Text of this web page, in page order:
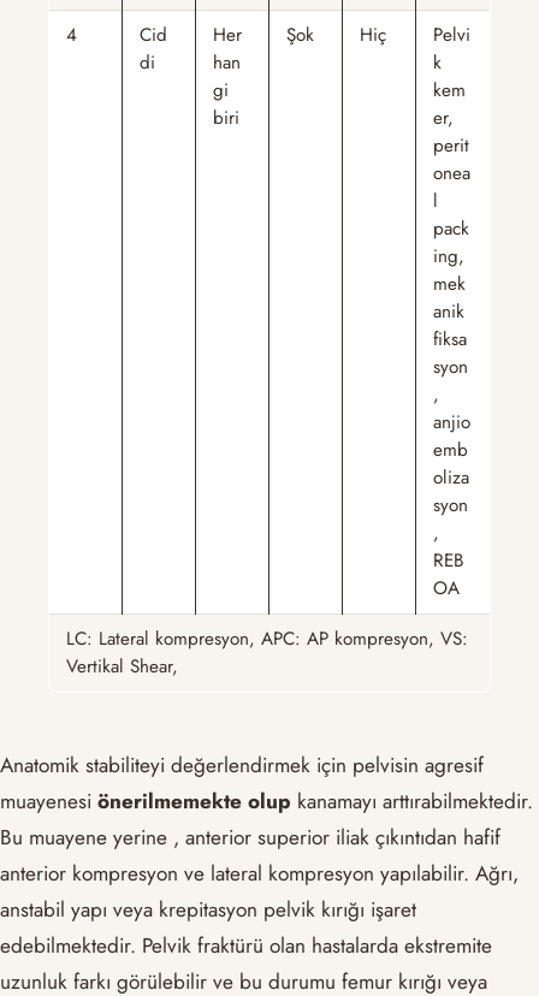
4
Cid
di
Her
han
gi
biri
Şok Hiç
Pelvi
k
kem
er,
perit
onea
l
pack
ing,
mek
anik
fiksa
syon
,
anjio
emb
oliza
syon
,
REB
OA
LC: Lateral kompresyon, APC: AP kompresyon, VS:
Vertikal Shear,
Anatomik stabiliteyi değerlendirmek için pelvisin agresif
muayenesi önerilmemekte olup kanamayı arttırabilmektedir.
Bu muayene yerine , anterior superior iliak çıkıntıdan hafif
anterior kompresyon ve lateral kompresyon yapılabilir. Ağrı,
anstabil yapı veya krepitasyon pelvik kırığı işaret
edebilmektedir. Pelvik fraktürü olan hastalarda ekstremite
uzunluk farkı görülebilir ve bu durumu femur kırığı veya